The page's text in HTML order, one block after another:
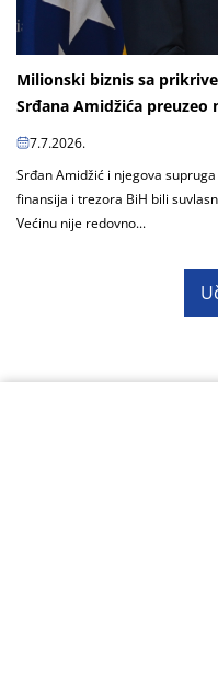
Milionski biznis sa
Srđana Amidžića preuzeo
7.7.2026.
Srđan Amidžić i njegova
finansija i trezora BiH bili
Većinu nije redovno...